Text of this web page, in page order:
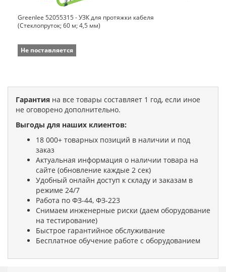
Greenlee 52055315 - УЗК для протяжки кабеля
(Стеклопруток; 60 м; 4,5 мм)
Не поставляется
Гарантия на все товары составляет 1 год, если иное
не оговорено дополнительно.
Выгоды для наших клиентов:
18 000+ товарных позиций в наличии и под
заказ
Актуальная информация о наличии товара на
сайте (обновление каждые 2 сек)
Удобный онлайн доступ к складу и заказам в
режиме 24/7
Работа по ФЗ-44, ФЗ-223
Снимаем инженерные риски (даем оборудование
на тестирование)
Быстрое гарантийное обслуживание
Бесплатное обучение работе с оборудованием